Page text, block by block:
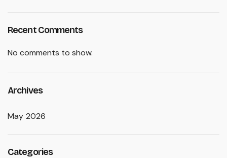
Recent Comments
No comments to show.
Archives
May 2026
Categories